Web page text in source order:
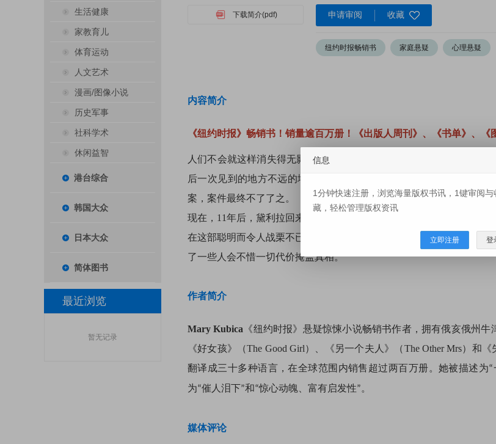
生活健康
家教育儿
体育运动
人文艺术
漫画/图像小说
历史军事
社科学术
休闲益智
港台综合
韩国大众
日本大众
简体图书
最近浏览
暂无记录
下载简介(pdf) 申请审阅 收藏
纽约时报畅销书 家庭悬疑 心理悬疑
内容简介
《纽约时报》畅销书！销量逾百万册！《出版人周刊》、《书单》、《
人们不会就这样消失得无影无踪……
谢尔比·特博是第一个失踪的人
后一次见到的地方不远的地方，他们曾经和平的社区里惊惶失措。
案，案件最终不了了之。
现在，11年后，黛利拉回来了。每个人都想知道她怎么了，但没有人
在这部聪明而令人战栗不已的惊悚片中，悬疑大师和《纽约时报》畅
了一些人会不惜一切代价掩盖真相。
作者简介
Mary Kubica 《纽约时报》悬疑惊悚小说畅销书作者，拥有俄亥俄州
《好女孩》
（The Good Girl） 、《另一个夫人》 （The Other Mrs） 和《
翻译成三十多种语言，在全球范围内销售超过两百万册。她被描述为“
为“催人泪下”和“惊心动魄、富有启发性”。
媒体评论
信息
1分钟快速注册，浏览海量版权书讯，1键审阅与
藏，轻松管理版权资讯
立即注册 登